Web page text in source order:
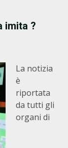
imita ?
La notizia
è
riportata
da tutti gli
organi di